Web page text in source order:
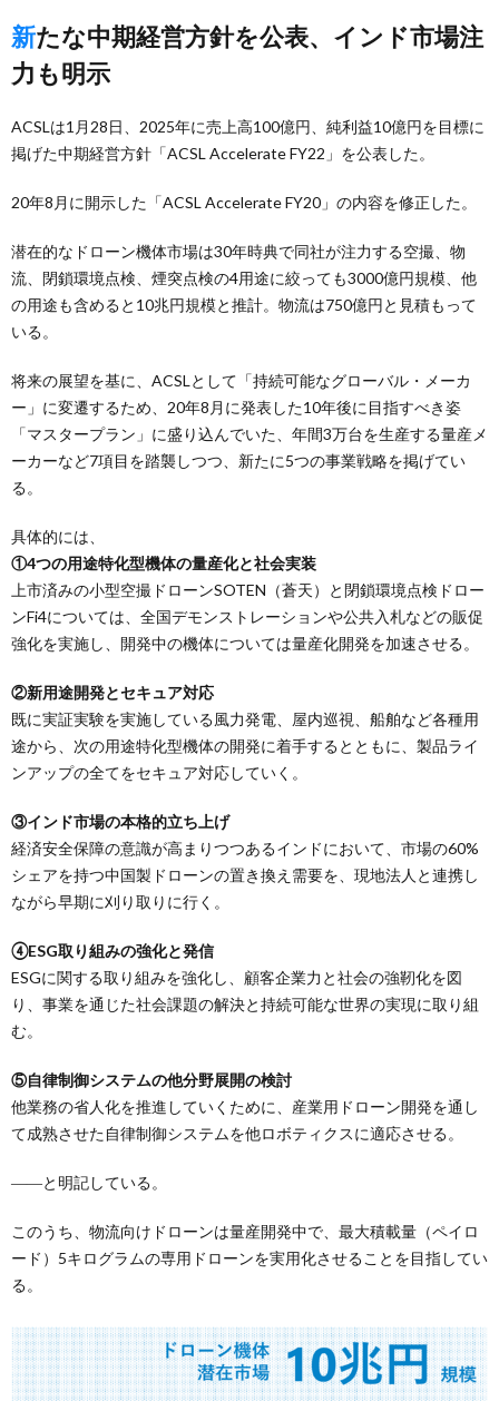
新たな中期経営方針を公表、インド市場注
力も明示
ACSLは1月28日、2025年に売上高100億円、純利益10億円を目標に
掲げた中期経営方針「ACSL Accelerate FY22」を公表した。
20年8月に開示した「ACSL Accelerate FY20」の内容を修正した。
潜在的なドローン機体市場は30年時典で同社が注力する空撮、物
流、閉鎖環境点検、煙突点検の4用途に絞っても3000億円規模、他
の用途も含めると10兆円規模と推計。物流は750億円と見積もって
いる。
将来の展望を基に、ACSLとして「持続可能なグローバル・メーカ
ー」に変遷するため、20年8月に発表した10年後に目指すべき姿
「マスタープラン」に盛り込んでいた、年間3万台を生産する量産メ
ーカーなど7項目を踏襲しつつ、新たに5つの事業戦略を掲げてい
る。
具体的には、
①4つの用途特化型機体の量産化と社会実装
上市済みの小型空撮ドローンSOTEN（蒼天）と閉鎖環境点検ドロー
ンFi4については、全国デモンストレーションや公共入札などの販促
強化を実施し、開発中の機体については量産化開発を加速させる。
②新用途開発とセキュア対応
既に実証実験を実施している風力発電、屋内巡視、船舶など各種用
途から、次の用途特化型機体の開発に着手するとともに、製品ライ
ンアップの全てをセキュア対応していく。
③インド市場の本格的立ち上げ
経済安全保障の意識が高まりつつあるインドにおいて、市場の60%
シェアを持つ中国製ドローンの置き換え需要を、現地法人と連携し
ながら早期に刈り取りに行く。
④ESG取り組みの強化と発信
ESGに関する取り組みを強化し、顧客企業力と社会の強靭化を図
り、事業を通じた社会課題の解決と持続可能な世界の実現に取り組
む。
⑤自律制御システムの他分野展開の検討
他業務の省人化を推進していくために、産業用ドローン開発を通し
て成熟させた自律制御システムを他ロボティクスに適応させる。
――と明記している。
このうち、物流向けドローンは量産開発中で、最大積載量（ペイロ
ード）5キログラムの専用ドローンを実用化させることを目指してい
る。